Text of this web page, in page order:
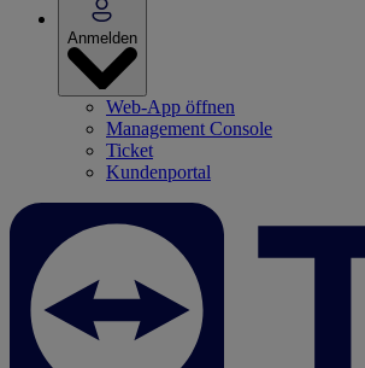
Anmelden
Web-App öffnen
Management Console
Ticket
Kundenportal